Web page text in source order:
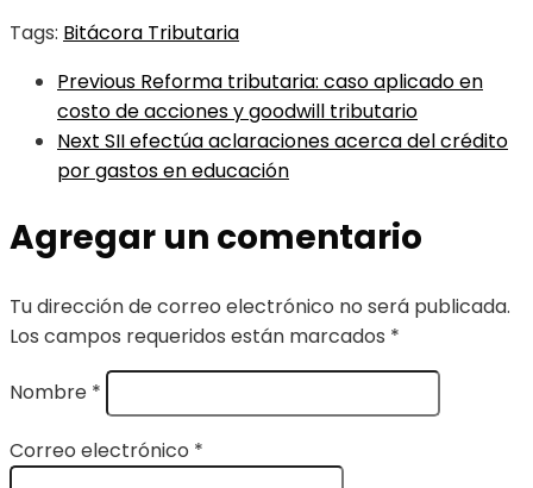
Tags: Bitácora Tributaria
Previous Reforma tributaria: caso aplicado en
costo de acciones y goodwill tributario
Next SII efectúa aclaraciones acerca del crédito
por gastos en educación
Agregar un comentario
Tu dirección de correo electrónico no será publicada.
Los campos requeridos están marcados *
Nombre *
Correo electrónico *